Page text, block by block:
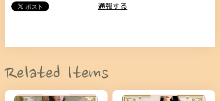
通報する
Related Items